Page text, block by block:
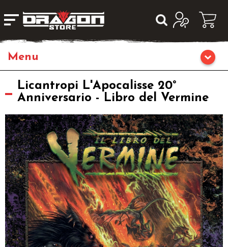
Home
Librigame
Fumetti & Romanzi
Giochi di Carte Collezionabili
Miniature
Dadi
Licantropi L'Apocalisse 20°
Anniversario - Libro del Vermine